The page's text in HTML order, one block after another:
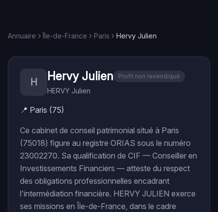
Annuaire Île-de-France Paris Hervy Julien
H Hervy Julien Profil non revendiqué
HERVY Julien
📍 Paris (75)
Ce cabinet de conseil patrimonial situé à Paris
(75018) figure au registre ORIAS sous le numéro
23002270. Sa qualification de CIF — Conseiller en
Investissements Financiers — atteste du respect
des obligations professionnelles encadrant
l'intermédiation financière. HERVY JULIEN exerce
ses missions en Île-de-France, dans le cadre